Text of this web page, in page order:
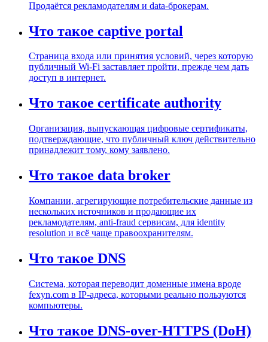
Продаётся рекламодателям и data-брокерам.
Что такое captive portal
Страница входа или принятия условий, через которую
публичный Wi-Fi заставляет пройти, прежде чем дать
доступ в интернет.
Что такое certificate authority
Организация, выпускающая цифровые сертификаты,
подтверждающие, что публичный ключ действительно
принадлежит тому, кому заявлено.
Что такое data broker
Компании, агрегирующие потребительские данные из
нескольких источников и продающие их
рекламодателям, anti-fraud сервисам, для identity
resolution и всё чаще правоохранителям.
Что такое DNS
Система, которая переводит доменные имена вроде
fexyn.com в IP-адреса, которыми реально пользуются
компьютеры.
Что такое DNS-over-HTTPS (DoH)